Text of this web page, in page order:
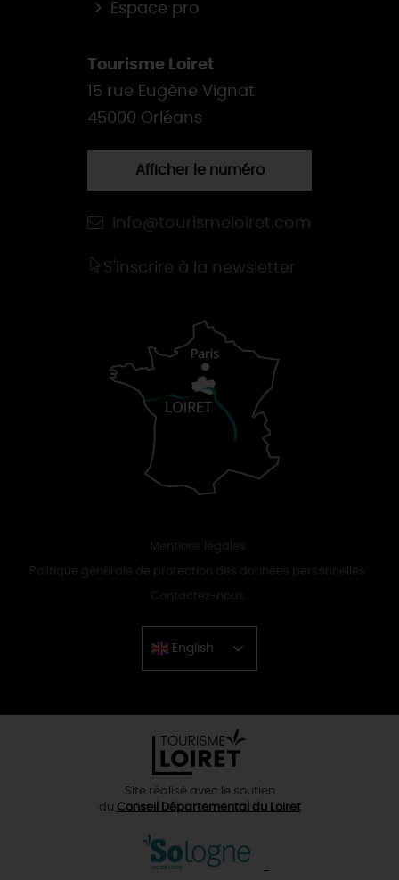
Espace pro
Tourisme Loiret
15 rue Eugène Vignat
45000 Orléans
Afficher le numéro
info@tourismeloiret.com
S'inscrire à la newsletter
Mentions légales
Politique générale de protection des données personnelles
Contactez-nous
English
Chinese
Site réalisé avec le soutien
du Conseil Départemental du Loiret